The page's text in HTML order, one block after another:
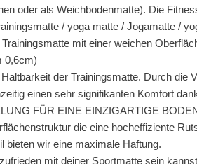
oder als Weichbodenmatte). Die
/ yoga matte / Jogamatte /
mit einer weichen
0,6cm)
der Trainingsmatte. Durch die
einen sehr signifikanten Komfort
FÜR EINE EINZIGARTIGE
die eine hocheffiziente
bieten wir eine maximale Haftung.
mit deiner Sportmatte sein